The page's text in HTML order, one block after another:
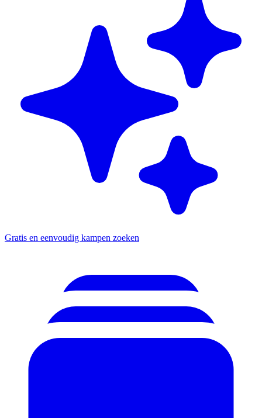
Gratis en eenvoudig kampen zoeken